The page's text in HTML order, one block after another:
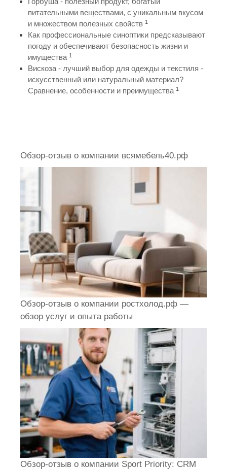
питательными веществами, с уникальным вкусом
и множеством полезных свойств 1
Как профессиональные синоптики предсказывают
погоду и обеспечивают безопасность жизни и
имущества 1
Вискоза - лучший выбор для одежды и текстиля -
искусственный или натуральный материал?
Сравнение, особенности и преимущества 1
Обзор-отзыв о компании всямебель40.рф
Обзор-отзыв о компании ростхолод.рф —
обзор услуг и опыта работы
Обзор-отзыв о компании Sport Priority: CRM